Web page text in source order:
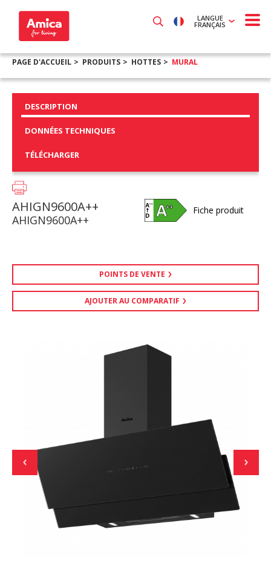
LANGUE
FRANÇAIS
PAGE D'ACCUEIL PRODUITS HOTTES MURAL
DESCRIPTION
DONNÉES TECHNIQUES
TÉLÉCHARGER
AHIGN9600A++
AHIGN9600A++
Fiche produit
POINTS DE VENTE
AJOUTER AU COMPARATIF